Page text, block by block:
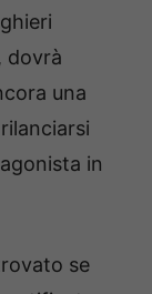
dovrà
una
in
se